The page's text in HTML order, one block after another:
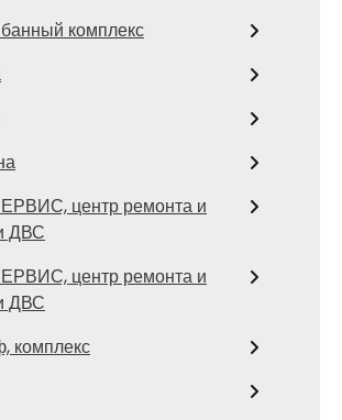
комплекс
центр ремонта и
ДВС
центр ремонта и
ДВС
комплекс